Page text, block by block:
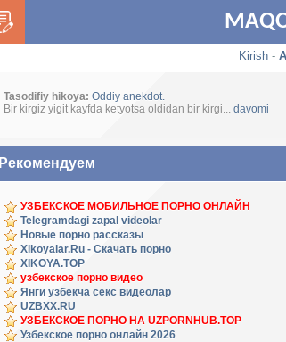
Kirish -
Tasodifiy hikoya: Oddiy anekdot.
Bir kirgiz yigit kayfda ketyotsa oldidan bir kirgi... davomi
Рекомендуем
УЗБЕКСКОЕ МОБИЛЬНОЕ ПОРНО ОНЛАЙН
Telegramdagi zapal videolar
Новые порно рассказы
Xikoyalar.Ru - Скачать порно
XIKOYA.TOP
узбекское порно видео
Янги узбекча секс видеолар
UZBXX.RU
УЗБЕКСКОЕ ПОРНО НА UZPORNHUB.TOP
Узбекское порно онлайн 2026